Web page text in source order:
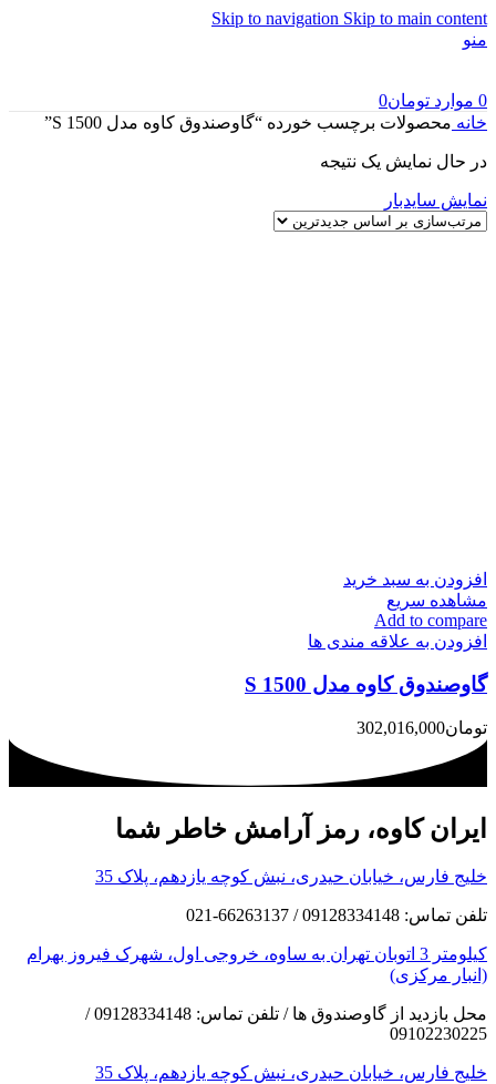
Skip to navigation Skip to main content
منو
0 موارد تومان0
خانه محصولات برچسب خورده “گاوصندوق کاوه مدل 1500 S”
در حال نمایش یک نتیجه
نمایش سایدبار
افزودن به سبد خرید
مشاهده سریع
Add to compare
افزودن به علاقه مندی ها
گاوصندوق کاوه مدل 1500 S
تومان302,016,000
ایران کاوه، رمز آرامش خاطر شما
خلیج فارس، خیابان حیدری، نبش کوچه یازدهم، پلاک 35
تلفن تماس: 09128334148 / 66263137-021
کیلومتر 3 اتوبان تهران به ساوه، خروجی اول، شهرک فیروز بهرام
(انبار مرکزی)
محل بازدید از گاوصندوق ها / تلفن تماس: 09128334148 /
09102230225
خلیج فارس، خیابان حیدری، نبش کوچه یازدهم، پلاک 35